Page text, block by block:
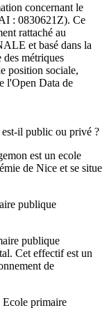
concernant le
: 0830621Z). Ce
rattaché au
et basé dans la
métriques
position sociale,
l'Open Data de
il public ou privé ?
est un ecole
de Nice et se situe
publique
publique
Cet effectif est un
de
primaire